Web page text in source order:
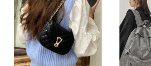
高校生 中学生 男の子 女の子 A
4 B4 シンプル バッグパック バッ
ク ロゴ ブラック ホワイト ブル
ー グレー フェイクレザー PU
撥水 防水 キャンプ リュック バッ
グパック 学校 カレッジコーデ カ
ジュアル デイリー お出かけ K-
B0041
め バッグ